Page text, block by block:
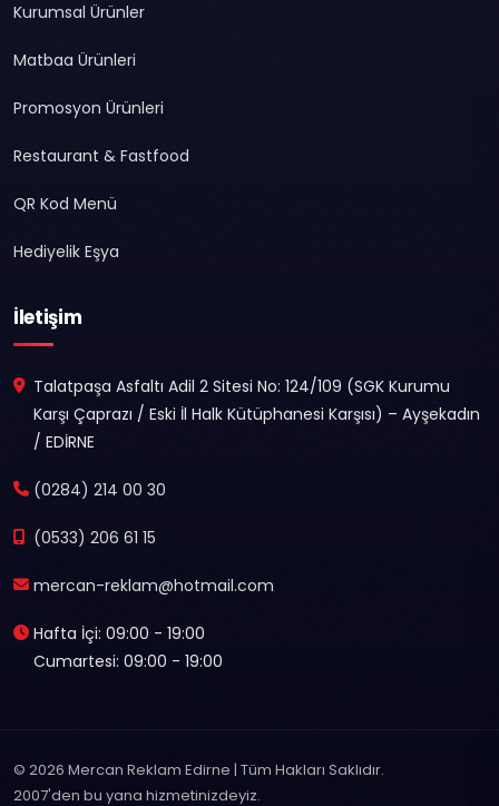
Kurumsal Ürünler
Matbaa Ürünleri
Promosyon Ürünleri
Restaurant & Fastfood
QR Kod Menü
Hediyelik Eşya
İletişim
Talatpaşa Asfaltı Adil 2 Sitesi No: 124/109 (SGK Kurumu
Karşı Çaprazı / Eski İl Halk Kütüphanesi Karşısı) – Ayşekadın
/ EDİRNE
(0284) 214 00 30
(0533) 206 61 15
mercan-reklam@hotmail.com
Hafta İçi: 09:00 - 19:00
Cumartesi: 09:00 - 19:00
© 2026 Mercan Reklam Edirne | Tüm Hakları Saklıdır.
2007'den bu yana hizmetinizdeyiz.